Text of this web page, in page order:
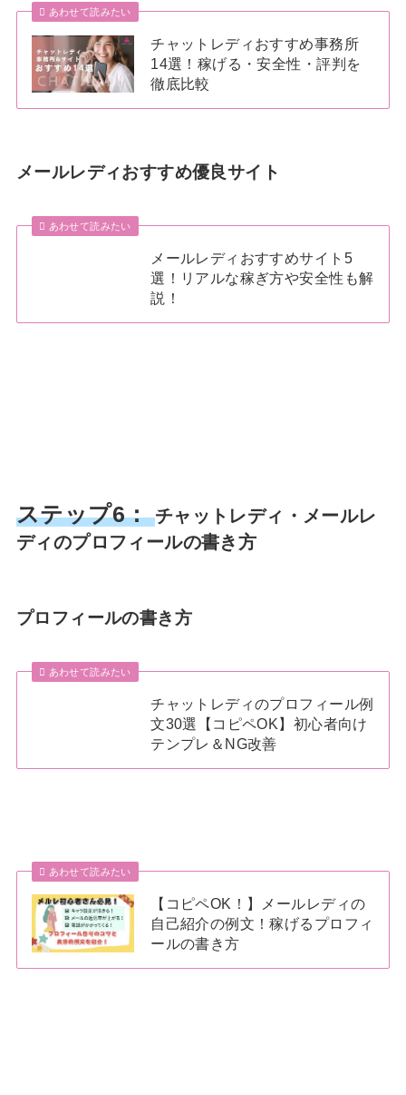
あわせて読みたい
チャットレディおすすめ事務所
14選！稼げる・安全性・評判を
徹底比較
メールレディおすすめ優良サイト
あわせて読みたい
メールレディおすすめサイト5
選！リアルな稼ぎ方や安全性も解
説！
ステップ6： チャットレディ・メールレ
ディのプロフィールの書き方
プロフィールの書き方
あわせて読みたい
チャットレディのプロフィール例
文30選【コピペOK】初心者向け
テンプレ＆NG改善
あわせて読みたい
【コピペOK！】メールレディの
自己紹介の例文！稼げるプロフィ
ールの書き方